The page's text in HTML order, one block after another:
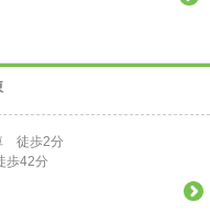
徒歩2分
歩42分